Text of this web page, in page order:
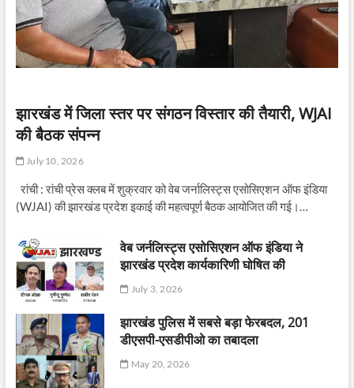
झारखंड में जिला स्तर पर संगठन विस्तार की तैयारी, WJAI
की बैठक संपन्न
July 10, 2026
रांची : रांची प्रेस क्लब में शुक्रवार को वेब जर्नालिस्ट्स एसोसिएशन ऑफ इंडिया
(WJAI) की झारखंड प्रदेश इकाई की महत्वपूर्ण बैठक आयोजित की गई।…
वेब जर्नलिस्ट्स एसोसिएशन ऑफ इंडिया ने
झारखंड प्रदेश कार्यकारिणी घोषित की
July 3, 2026
झारखंड पुलिस में सबसे बड़ा फेरबदल, 201
डीएसपी-एसडीपीओ का तबादला
May 20, 2026